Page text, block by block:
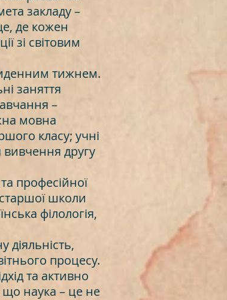
закладу –
де кожен
зі світовим
тижнем.
заняття
–
мовна
класу; учні
другу
професійної
старшої школи
філологія,
діяльність,
процесу.
та активно
що наука – це не